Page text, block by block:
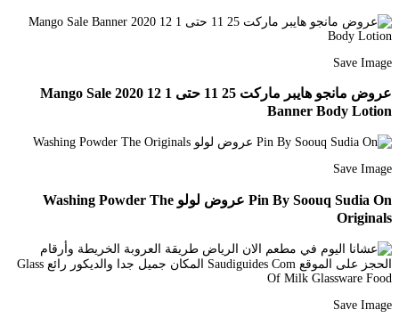
Save Image
عروض مانجو هايبر ماركت 25 11 حتى 1 12 2020 Mango Sale
Banner Body Lotion
Save Image
Pin By Soouq Sudia On عروض لولو Washing Powder The
Originals
Save Image